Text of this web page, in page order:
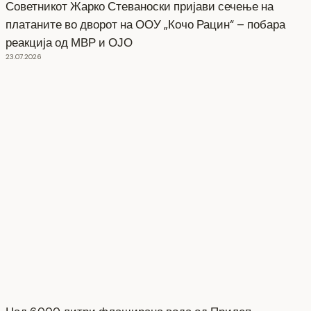
Советникот Жарко Стеваноски пријави сечење на
платаните во дворот на ООУ „Кочо Рацин“ – побара
реакција од МВР и ОЈО
23.07.2026